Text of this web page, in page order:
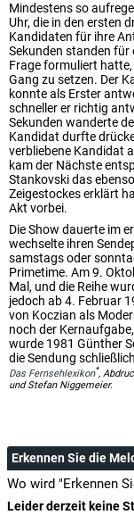
Mindestens so
Uhr, die in den ersten
Kandidaten für ihre
Sekunden standen für
Frage formuliert hatte,
Gang zu setzen. Der
konnte als Erster
schneller er richtig
Sekunden wanderte
Kandidat durfte
verbliebene Kandidat
kam der Nächste
Stankovski das
Zeigestockes erklärt
Akt vorbei.
Die Show dauerte im
wechselte ihren
samstags oder
Primetime. Am 9.
Mal, und die Reihe
jedoch ab 4. Februar
von Koczian als
noch der
wurde 1981 Günther
die Sendung
Das Fernsehlexikon*,
und Stefan Niggemeier.
Erkennen Sie die
Wo wird "Erkennen
Leider derzeit keine